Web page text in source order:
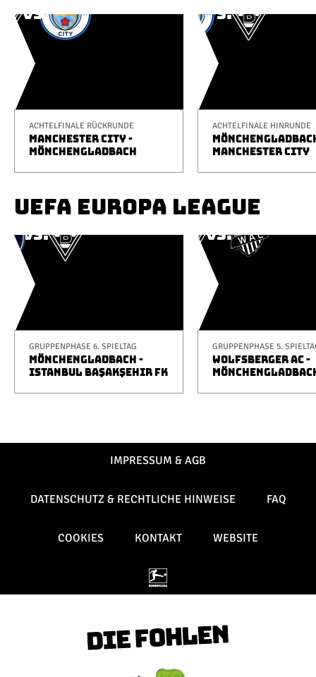
ACHTELFINALE RÜCKRUNDE
MANCHESTER CITY -
MÖNCHENGLADBACH
ACHTELFINALE HINRUNDE
MANCHESTER CITY
UEFA EUROPA LEAGUE
GRUPPENPHASE 6. SPIELTAG
MÖNCHENGLADBACH -
ISTANBUL BAŞAKŞEHIR FK
GRUPPENPHASE 5.
WOLFSBERGER AC -
IMPRESSUM & AGB
DATENSCHUTZ & RECHTLICHE HINWEISE FAQ
COOKIES KONTAKT WEBSITE